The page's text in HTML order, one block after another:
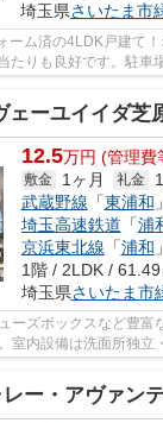
埼玉県さいたま市
ーム済の4LDK戸建て
たりも良好です。駐車
ェーユイイダ芝
12.5万円 (管理費
敷金 1ヶ月 礼金
武蔵野線 「東浦和
埼玉高速鉄道 「浦
京浜東北線 「浦和
1階 / 2LDK / 61.49
埼玉県さいたま市
ーズボックスなど豊富
室内設備は洗面所独立
レー・アヴァン